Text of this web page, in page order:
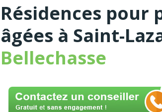
Résidences pour
âgées à Saint-
Bellechasse